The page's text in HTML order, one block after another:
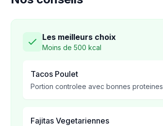
Les meilleurs choix
Moins de 500 kcal
Tacos Poulet
Portion controlee avec bonnes proteines
Fajitas Vegetariennes